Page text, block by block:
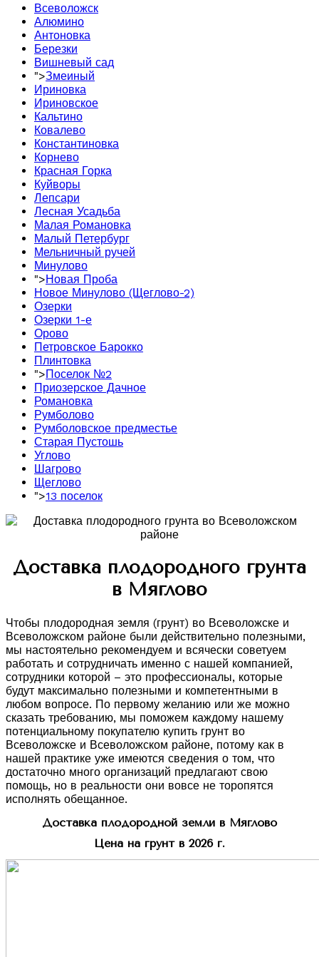
Всеволожск
Алюмино
Антоновка
Березки
Вишневый сад
">Змеиный
Ириновка
Ириновское
Кальтино
Ковалево
Константиновка
Корнево
Красная Горка
Куйворы
Лепсари
Лесная Усадьба
Малая Романовка
Малый Петербург
Мельничный ручей
Минулово
">Новая Проба
Новое Минулово (Щеглово-2)
Озерки
Озерки 1-е
Орово
Петровское Барокко
Плинтовка
">Поселок №2
Приозерское Дачное
Романовка
Румболово
Румболовское предместье
Старая Пустошь
Углово
Шагрово
Щеглово
">13 поселок
Доставка плодородного грунта
в Мяглово
Чтобы плодородная земля (грунт) во Всеволожске и
Всеволожском районе были действительно полезными,
мы настоятельно рекомендуем и всячески советуем
работать и сотрудничать именно с нашей компанией,
сотрудники которой – это профессионалы, которые
будут максимально полезными и компетентными в
любом вопросе. По первому желанию или же можно
сказать требованию, мы поможем каждому нашему
потенциальному покупателю купить грунт во
Всеволожске и Всеволожском районе, потому как в
нашей практике уже имеются сведения о том, что
достаточно много организаций предлагают свою
помощь, но в реальности они вовсе не торопятся
исполнять обещанное.
Доставка плодородной земли в Мяглово
Цена на грунт в 2026 г.